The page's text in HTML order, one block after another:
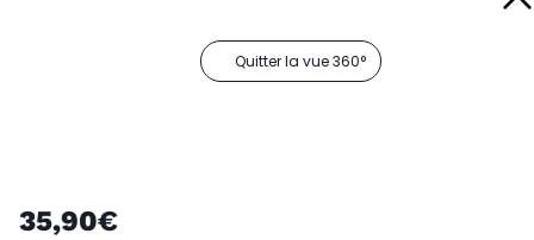
Quitter la vue 360°
35,90€